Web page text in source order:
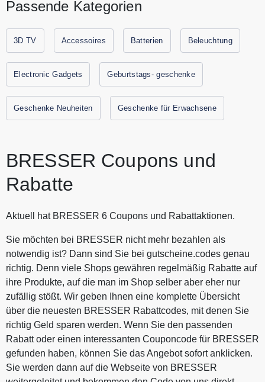
Wetterstationen und Smart Learning. Bei BRESSER findest
University of Oxford oder Nexcope zum besten Preis. Spare
jetzt durch Gutscheine.codes mit den aktuellen Gutscheinen
und Rabattaktionen von BRESSER.
Passende Kategorien
3D TV Accessoires Batterien Beleuchtung
Electronic Gadgets Geburtstags- geschenke
Geschenke Neuheiten Geschenke für Erwachsene
BRESSER Coupons und
Rabatte
Aktuell hat BRESSER 6 Coupons und Rabattaktionen.
Sie möchten bei BRESSER nicht mehr bezahlen als
notwendig ist? Dann sind Sie bei gutscheine.codes genau
richtig. Denn viele Shops gewähren regelmäßig Rabatte auf
ihre Produkte, auf die man im Shop selber aber eher nur
zufällig stößt. Wir geben Ihnen eine komplette Übersicht
über die neuesten BRESSER Rabattcodes, mit denen Sie
richtig Geld sparen werden. Wenn Sie den passenden
Rabatt oder einen interessanten Couponcode für BRESSER
gefunden haben, können Sie das Angebot sofort anklicken.
Sie werden dann auf die Webseite von BRESSER